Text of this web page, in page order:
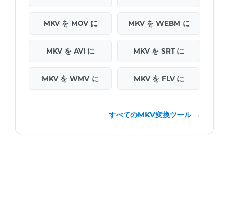
MKV を MOV に MKV を WEBM に
MKV を AVI に MKV を SRT に
MKV を WMV に MKV を FLV に
すべてのMKV変換ツール →